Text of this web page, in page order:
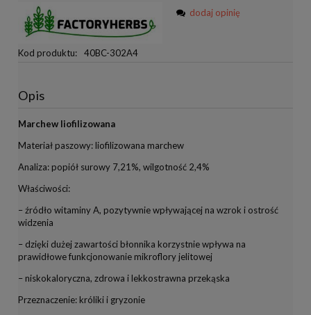
Kod produktu: 40BC-302A4
dodaj opinię
Opis
Marchew liofilizowana
Materiał paszowy: liofilizowana marchew
Analiza: popiół surowy 7,21%, wilgotność 2,4%
Właściwości:
– źródło witaminy A, pozytywnie wpływającej na wzrok i ostrość
widzenia
– dzięki dużej zawartości błonnika korzystnie wpływa na
prawidłowe funkcjonowanie mikroflory jelitowej
– niskokaloryczna, zdrowa i lekkostrawna przekąska
Przeznaczenie: króliki i gryzonie